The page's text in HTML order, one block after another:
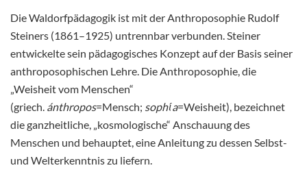
Die Waldorfpädagogik ist mit der Anthroposophie Rudolf
Steiners (1861–1925) untrennbar verbunden. Steiner
entwickelte sein pädagogisches Konzept auf der Basis seiner
anthroposophischen Lehre. Die Anthroposophie, die
„Weisheit vom Menschen“
(griech. ánthropos=Mensch; sophίa=Weisheit), bezeichnet
die ganzheitliche, „kosmologische“ Anschauung des
Menschen und behauptet, eine Anleitung zu dessen Selbst-
und Welterkenntnis zu liefern.